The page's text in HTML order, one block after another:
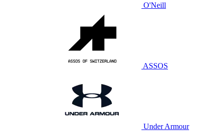
O'Neill
ASSOS
Under Armour